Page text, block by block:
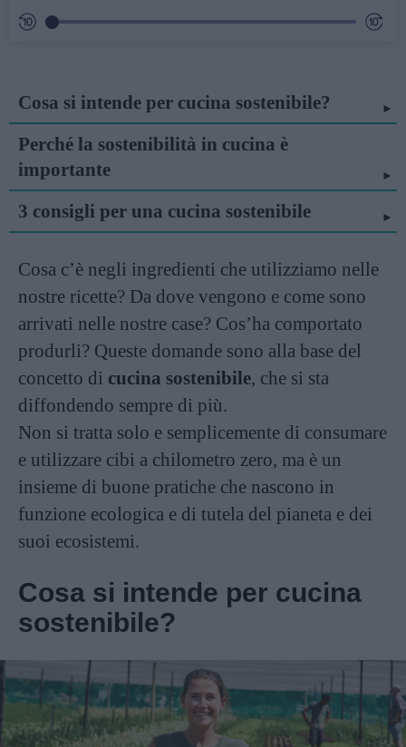
Cosa si intende per cucina sostenibile?
Perché la sostenibilità in cucina è
importante
3 consigli per una cucina sostenibile
Cosa c’è negli ingredienti che utilizziamo nelle
nostre ricette? Da dove vengono e come sono
arrivati nelle nostre case? Cos’ha comportato
produrli? Queste domande sono alla base del
concetto di cucina sostenibile, che si sta
diffondendo sempre di più.
Non si tratta solo e semplicemente di consumare
e utilizzare cibi a chilometro zero, ma è un
insieme di buone pratiche che nascono in
funzione ecologica e di tutela del pianeta e dei
suoi ecosistemi.
Cosa si intende per cucina
sostenibile?